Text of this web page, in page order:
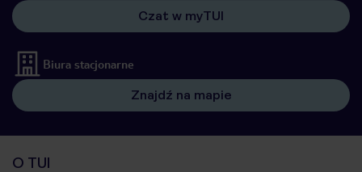
Czat w myTUI
Biura stacjonarne
Znajdź na mapie
O TUI